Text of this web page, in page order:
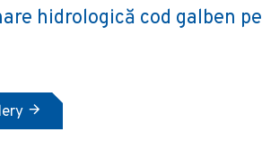
hidrologică cod galben pe